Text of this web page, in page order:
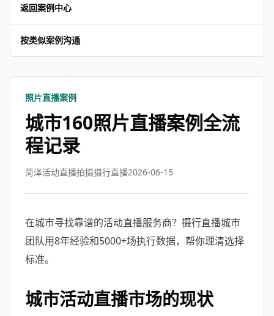
返回案例中心
按类似案例沟通
照片直播案例
城市160照片直播案例全流
程记录
菏泽活动直播拍摄摄行直播2026-06-15
在城市寻找靠谱的活动直播服务商？摄行直播城市
团队用8年经验和5000+场执行数据，帮你理清选择
标准。
城市活动直播市场的现状